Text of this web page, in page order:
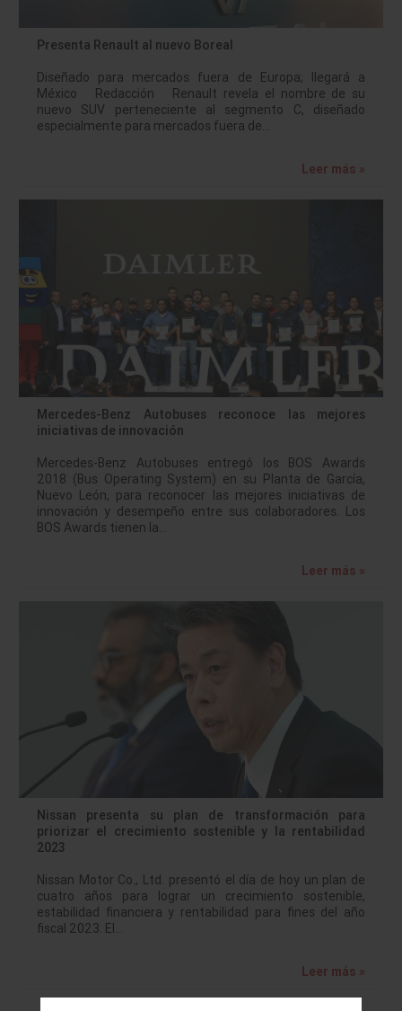
Presenta Renault al nuevo Boreal
Diseñado para mercados fuera de Europa; llegará a
México Redacción Renault revela el nombre de su
nuevo SUV perteneciente al segmento C, diseñado
especialmente para mercados fuera de…
Leer más »
Mercedes-Benz Autobuses reconoce las mejores
iniciativas de innovación
Mercedes-Benz Autobuses entregó los BOS Awards
2018 (Bus Operating System) en su Planta de García,
Nuevo León, para reconocer las mejores iniciativas de
innovación y desempeño entre sus colaboradores. Los
BOS Awards tienen la…
Leer más »
Nissan presenta su plan de transformación para
priorizar el crecimiento sostenible y la rentabilidad
2023
Nissan Motor Co., Ltd. presentó el día de hoy un plan de
cuatro años para lograr un crecimiento sostenible,
estabilidad financiera y rentabilidad para fines del año
fiscal 2023. El…
Leer más »